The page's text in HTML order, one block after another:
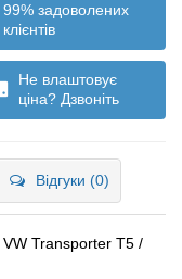
99% задоволених
клієнтів
Не влаштовує
ціна? Дзвоніть
Відгуки (0)
VW Transporter T5 /